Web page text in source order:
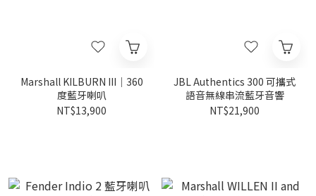
Marshall KILBURN III｜360
度藍牙喇叭
NT$13,900
JBL Authentics 300 可攜式
語音無線串流藍牙音響
NT$21,900